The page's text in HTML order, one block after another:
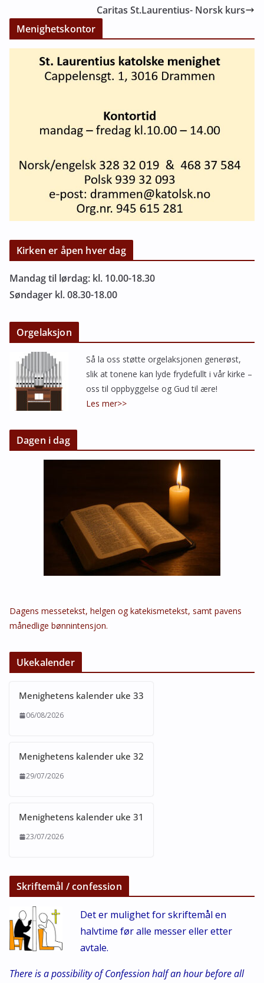
Caritas St.Laurentius- Norsk kurs
Menighetskontor
Kirken er åpen hver dag
Mandag til lørdag: kl. 10.00-18.30
Søndager kl. 08.30-18.00
Orgelaksjon
Så la oss støtte orgelaksjonen generøst,
slik at tonene kan lyde frydefullt i vår kirke –
oss til oppbyggelse og Gud til ære!
Les mer>>
Dagen i dag
Dagens messetekst, helgen og katekismetekst, samt pavens
månedlige bønnintensjon.
Ukekalender
Menighetens kalender uke 33
06/08/2026
Menighetens kalender uke 32
29/07/2026
Menighetens kalender uke 31
23/07/2026
Skriftemål / confession
Det er mulighet for skriftemål en
halvtime før alle messer eller etter
avtale.
There is a possibility of Confession half an hour before all